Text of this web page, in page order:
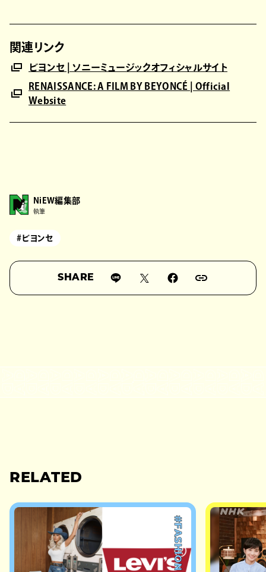
関連リンク
ビヨンセ | ソニーミュージックオフィシャルサイト
RENAISSANCE: A FILM BY BEYONCÉ | Official
Website
NiEW編集部
執筆
#ビヨンセ
SHARE
RELATED
#FASHION